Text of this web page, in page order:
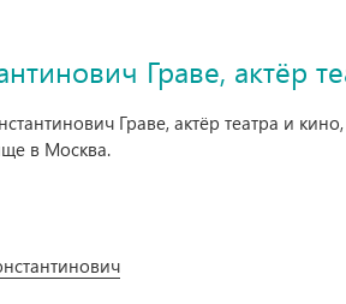
Граве, актёр
Граве, актёр театра и
в Москва.